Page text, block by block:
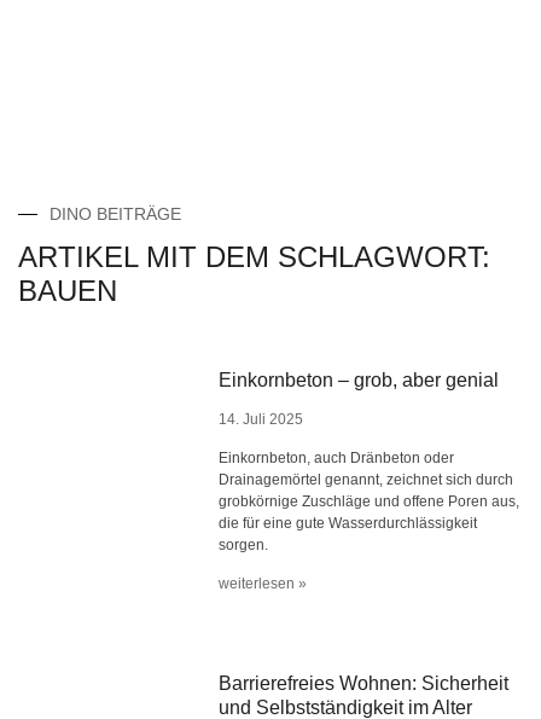
DINO BEITRÄGE
ARTIKEL MIT DEM SCHLAGWORT:
BAUEN
Einkornbeton – grob, aber genial
14. Juli 2025
Einkornbeton, auch Dränbeton oder
Drainagemörtel genannt, zeichnet sich durch
grobkörnige Zuschläge und offene Poren aus,
die für eine gute Wasserdurchlässigkeit
sorgen.
weiterlesen »
Barrierefreies Wohnen: Sicherheit
und Selbstständigkeit im Alter